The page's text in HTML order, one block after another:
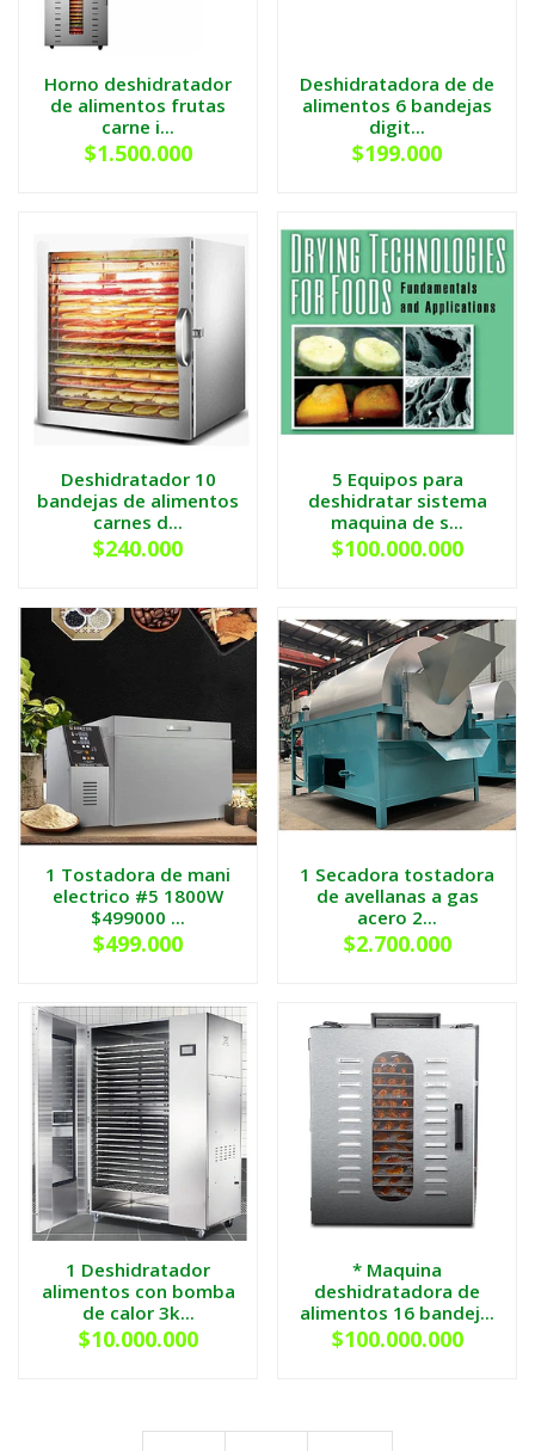
Horno deshidratador
de alimentos frutas
carne i...
$1.500.000
Deshidratadora de de
alimentos 6 bandejas
digit...
$199.000
Deshidratador 10
bandejas de alimentos
carnes d...
$240.000
5 Equipos para
deshidratar sistema
maquina de s...
$100.000.000
1 Tostadora de mani
electrico #5 1800W
$499000 ...
$499.000
1 Secadora tostadora
de avellanas a gas
acero 2...
$2.700.000
1 Deshidratador
alimentos con bomba
de calor 3k...
$10.000.000
* Maquina
deshidratadora de
alimentos 16 bandej...
$100.000.000